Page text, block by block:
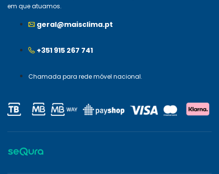
em que atuamos.
geral@maisclima.pt
+351 915 267 741
Chamada para rede móvel nacional.